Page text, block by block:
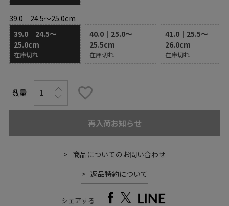
39.0｜24.5～25.0cm
39.0｜24.5～
25.0cm
在庫切れ
40.0｜25.0～
25.5cm
在庫切れ
41.0｜25.5～
26.0cm
在庫切れ
再入荷お知らせ
商品についてのお問い合わせ
返品特約について
シェアする